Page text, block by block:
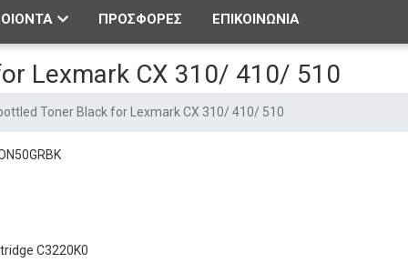
ΠΡΟΣΦΟΡΕΣ ΕΠΙΚΟΙΝΩΝΙΑ
Lexmark CX 310/ 410/ 510
Toner Black for Lexmark CX 310/ 410/ 510
C3220K0